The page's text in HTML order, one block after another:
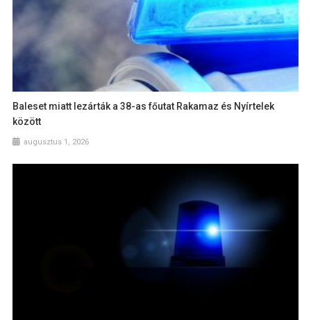
Baleset miatt lezárták a 38-as főutat Rakamaz és Nyírtelek
között
augusztus 1, 2026